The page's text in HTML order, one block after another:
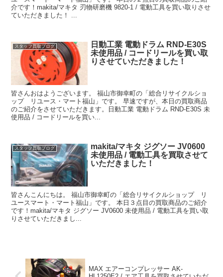
介です！makita/マキタ 刃物研磨機 9820-1 / 電動工具を買い取りさせ
ていただきました！ ...
スタッフ買取ブログ
日動工業 電動ドラム RND-E30S
未使用品 / コードリールを買い取
りさせていただきました！
皆さんおはようございます。 福山市御幸町の「総合リサイクルショ
ップ リユース・マート福山」です。 早速ですが、本日の買取商品
のご紹介をさせていただきます。日動工業 電動ドラム RND-E30S 未
使用品 / コードリールを買い...
スタッフ買取ブログ
makita/マキタ ジグソー JV0600
未使用品 / 電動工具を買取させて
いただきました！
皆さんこんにちは。 福山市御幸町の「総合リサイクルショップ リ
ユースマート・マート福山」です。 本日３点目の買取商品のご紹介
です！makita/マキタ ジグソー JV0600 未使用品 / 電動工具を買い取
りさせていただきまし...
MAX エアーコンプレッサー AK-